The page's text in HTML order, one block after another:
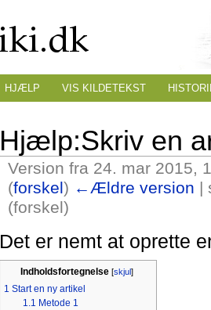
Hjælp:Skriv en
Version fra 24. mar 2015,
(forskel) ←Ældre version |
(forskel)
Det er nemt at oprette
Indholdsfortegnelse [skjul]
1 Start en ny artikel
1.1 Metode 1
HJÆLP VIS KILDETEKST